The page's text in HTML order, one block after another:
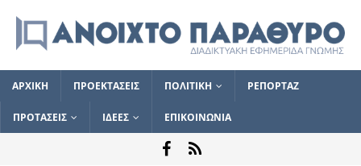
ΑΡΧΙΚΗ ΠΡΟΕΚΤΑΣΕΙΣ ΠΟΛΙΤΙΚΗ ΡΕΠΟΡΤΑΖ
ΠΡΟΤΑΣΕΙΣ ΙΔΕΕΣ ΕΠΙΚΟΙΝΩΝΙΑ